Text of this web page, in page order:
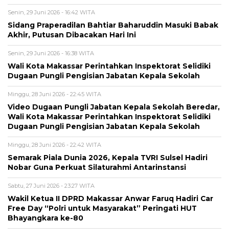
Senin, 29 Juni 2026 - 16:42 WITA
Sidang Praperadilan Bahtiar Baharuddin Masuki Babak
Akhir, Putusan Dibacakan Hari Ini
Senin, 29 Juni 2026 - 16:38 WITA
Wali Kota Makassar Perintahkan Inspektorat Selidiki
Dugaan Pungli Pengisian Jabatan Kepala Sekolah
Minggu, 28 Juni 2026 - 22:45 WITA
Video Dugaan Pungli Jabatan Kepala Sekolah Beredar,
Wali Kota Makassar Perintahkan Inspektorat Selidiki
Dugaan Pungli Pengisian Jabatan Kepala Sekolah
Minggu, 28 Juni 2026 - 22:42 WITA
Semarak Piala Dunia 2026, Kepala TVRI Sulsel Hadiri
Nobar Guna Perkuat Silaturahmi Antarinstansi
Sabtu, 27 Juni 2026 - 23:27 WITA
Wakil Ketua II DPRD Makassar Anwar Faruq Hadiri Car
Free Day “Polri untuk Masyarakat” Peringati HUT
Bhayangkara ke-80